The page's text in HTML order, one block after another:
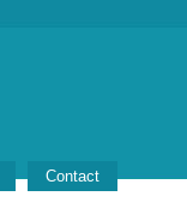
Contact